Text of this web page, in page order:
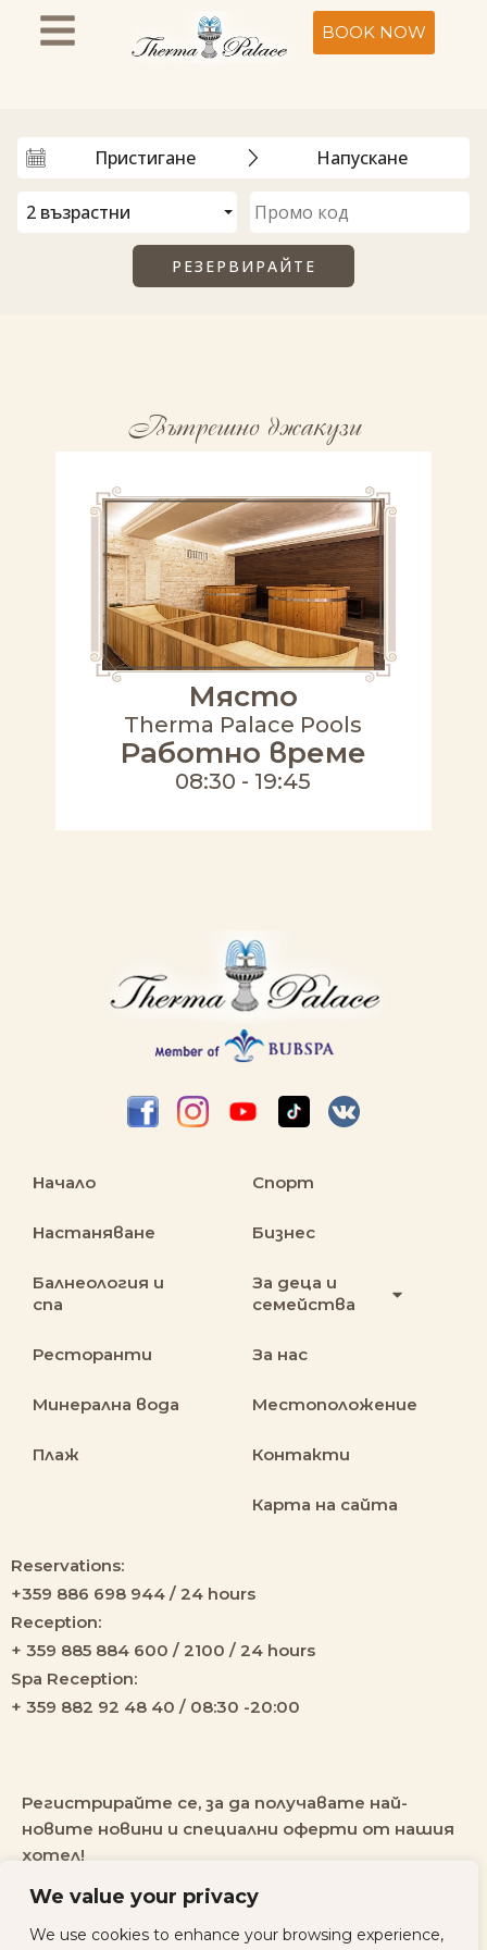
We value your privacy
We use cookies to enhance your browsing experience,
BOOK NOW
Място
Therma Palace Pools
Работно време
08:30 - 19:45
Вътрешно джакузи
Начало
Настаняване
Балнеология и
спа
Ресторанти
Минерална вода
Плаж
Спорт
Бизнес
За деца и
семейства
За нас
Местоположение
Контакти
Карта на сайта
Reservations:
+359 886 698 944 / 24 hours
Reception:
+ 359 885 884 600 / 2100 / 24 hours
Spa Reception:
+ 359 882 92 48 40 / 08:30 -20:00
Регистрирайте се, за да получавате най-
новите новини и специални оферти от нашия
хотел!